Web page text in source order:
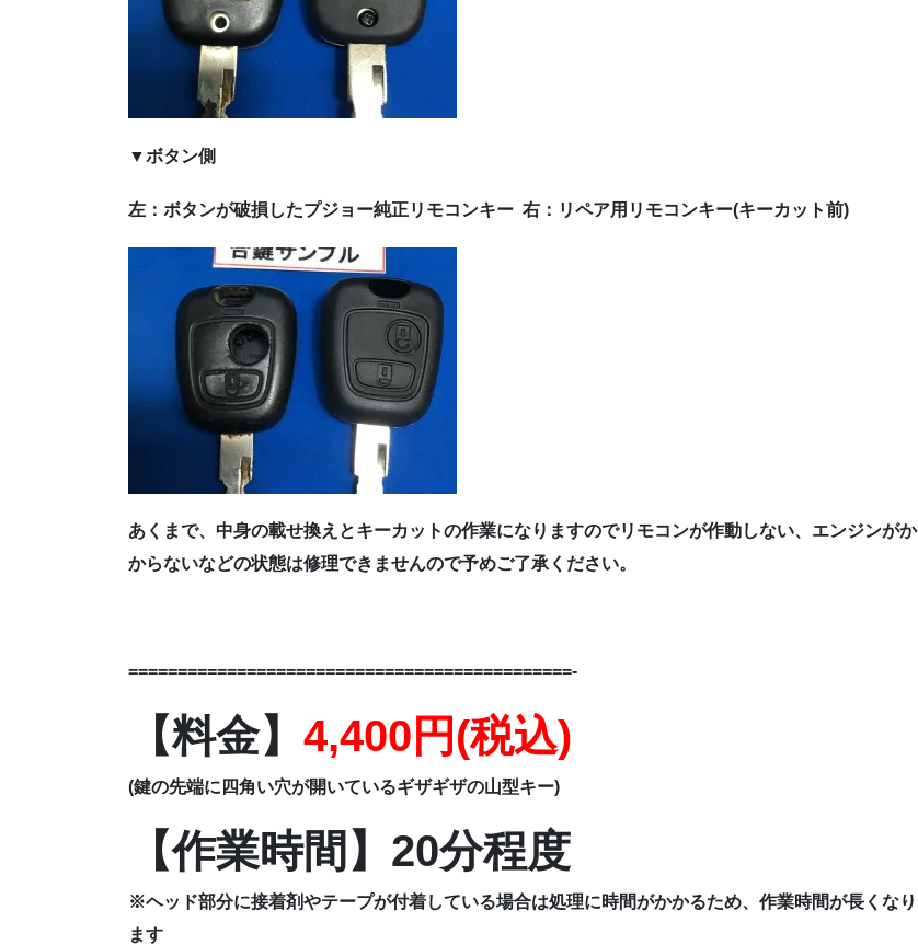
▼ボタン側
左：ボタンが破損したプジョー純正リモコンキー 右：リペア用リモコンキー(キーカット前)
あくまで、中身の載せ換えとキーカットの作業になりますのでリモコンが作動しない、エンジンがか
からないなどの状態は修理できませんので予めご了承ください。
=============================================-
【料金】 4,400円(税込)
(鍵の先端に四角い穴が開いているギザギザの山型キー)
【作業時間】20分程度
※ヘッド部分に接着剤やテープが付着している場合は処理に時間がかかるため、作業時間が長くなり
ます